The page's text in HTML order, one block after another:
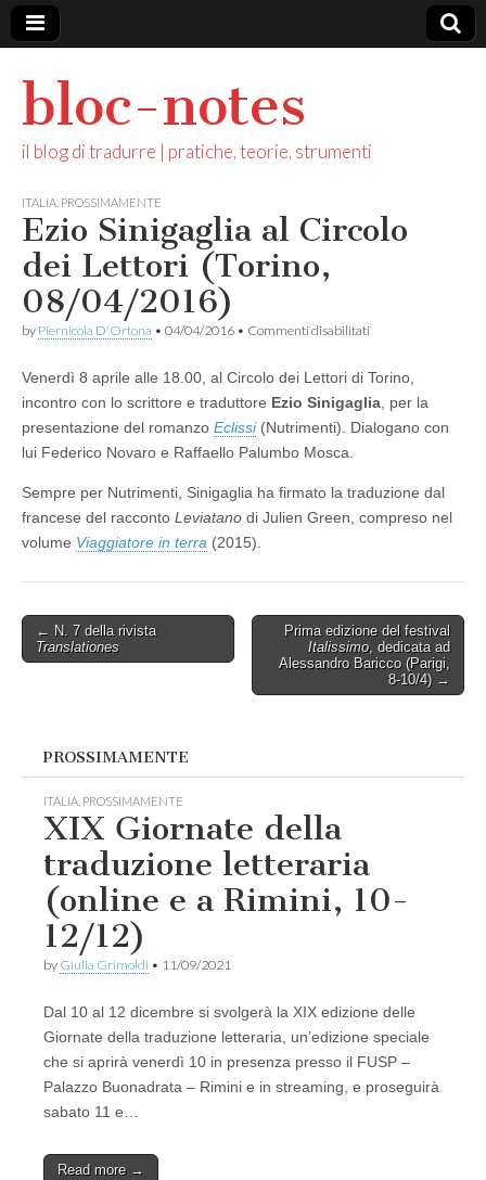
bloc-notes
il blog di tradurre | pratiche, teorie, strumenti
ITALIA PROSSIMAMENTE
Ezio Sinigaglia al Circolo
dei Lettori (Torino,
08/04/2016)
by Piernicola D'Ortona • 04/04/2016 • Commenti disabilitati
al
Circolo
Lettori
Venerdì 8 aprile alle 18.00, al Circolo dei Lettori di Torino,
incontro con lo scrittore e traduttore Ezio Sinigaglia , per la
presentazione del romanzo Eclissi(Nutrimenti). Dialogano con
lui Federico Novaro e Raffaello Palumbo Mosca.
Sempre per Nutrimenti, Sinigaglia ha firmato la traduzione dal
francese del racconto Leviatano di Julien Green, compreso nel
volume Viaggiatore in terra (2015).
Post
navigation
← N. 7 della rivista
Translationes
Prima edizione del festival
Italissimo, dedicata ad
Alessandro Baricco (Parigi,
8-10/4) →
PROSSIMAMENTE
ITALIA PROSSIMAMENTE
XIX Giornate della
traduzione letteraria
(online e a Rimini, 10-
12/12)
by Giulia Grimoldi • 11/09/2021
Dal 10 al 12 dicembre si svolgerà la XIX edizione delle
Giornate della traduzione letteraria, un’edizione speciale
che si aprirà venerdì 10 in presenza presso il FUSP –
Palazzo Buonadrata – Rimini e in streaming, e proseguirà
sabato 11 e…
Read more →